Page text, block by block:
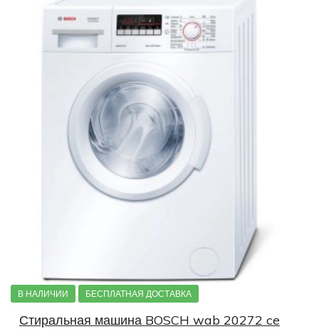
В НАЛИЧИИ БЕСПЛАТНАЯ ДОСТАВКА
Стиральная машина BOSCH wab 20272 ce